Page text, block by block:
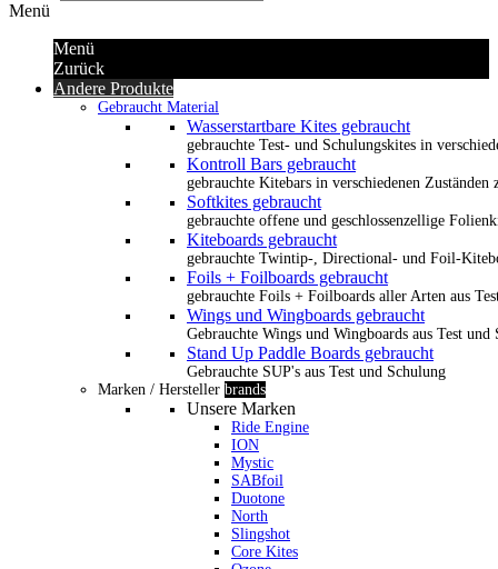
Menü
Menü
Zurück
Andere Produkte
Gebraucht Material
Wasserstartbare Kites gebraucht
gebrauchte Test- und Schulungskites in
Kontroll Bars gebraucht
gebrauchte Kitebars in verschiedenen Zuständen
Softkites gebraucht
gebrauchte offene und geschlossenzellige
Kiteboards gebraucht
gebrauchte Twintip-, Directional- und Foil-
Foils + Foilboards gebraucht
gebrauchte Foils + Foilboards aller Arten aus
Wings und Wingboards gebraucht
Gebrauchte Wings und Wingboards aus Test und
Stand Up Paddle Boards gebraucht
Gebrauchte SUP's aus Test und Schulung
Marken / Hersteller brands
Unsere Marken
Ride Engine
ION
Mystic
SABfoil
Duotone
North
Slingshot
Core Kites